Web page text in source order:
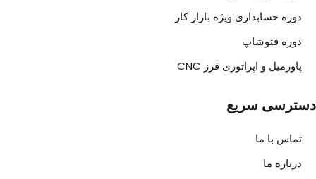
دوره حسابداری ویژه بازار کار
دوره فتوشاپ
پاورمیل و اپراتوری فرز CNC
دسترسی سریع
تماس با ما
درباره ما